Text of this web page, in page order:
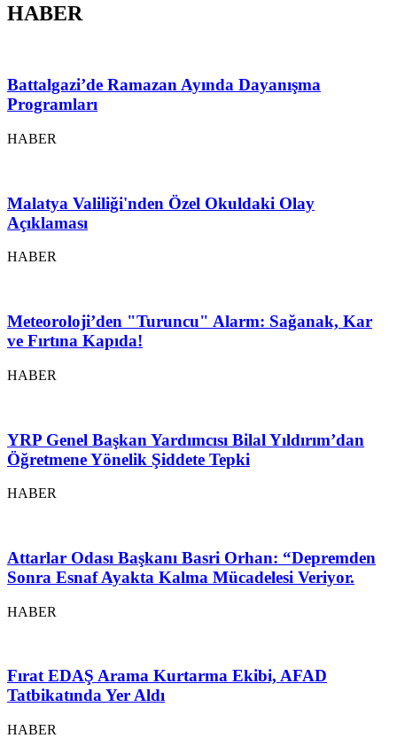
HABER
Battalgazi’de Ramazan Ayında Dayanışma
Programları
HABER
Malatya Valiliği'nden Özel Okuldaki Olay
Açıklaması
HABER
Meteoroloji’den "Turuncu" Alarm: Sağanak, Kar
ve Fırtına Kapıda!
HABER
YRP Genel Başkan Yardımcısı Bilal Yıldırım’dan
Öğretmene Yönelik Şiddete Tepki
HABER
Attarlar Odası Başkanı Basri Orhan: “Depremden
Sonra Esnaf Ayakta Kalma Mücadelesi Veriyor.
HABER
Fırat EDAŞ Arama Kurtarma Ekibi, AFAD
Tatbikatında Yer Aldı
HABER